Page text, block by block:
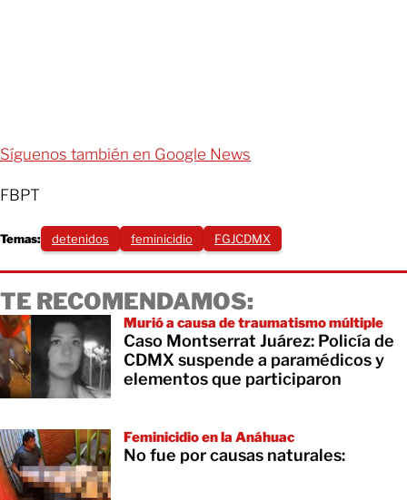
Síguenos también en Google News
FBPT
Temas: detenidos feminicidio FGJCDMX
TE RECOMENDAMOS:
Murió a causa de traumatismo múltiple
Caso Montserrat Juárez: Policía de
CDMX suspende a paramédicos y
elementos que participaron
Feminicidio en la Anáhuac
No fue por causas naturales: